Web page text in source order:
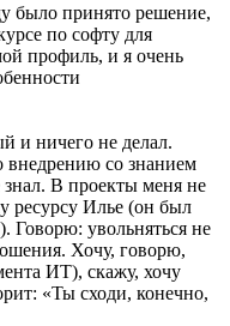
было принято решение,
по софту для
профиль, и я очень
и ничего не делал.
внедрению со знанием
знал. В проекты меня не
ресурсу Илье (он был
Говорю: увольняться не
Хочу, говорю,
ИТ), скажу, хочу
«Ты сходи, конечно,